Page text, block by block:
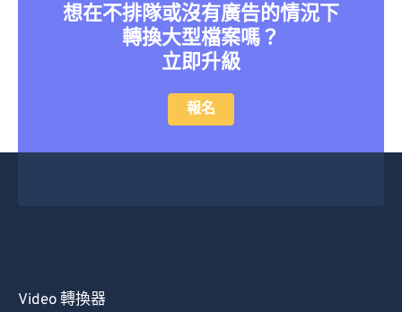
想在不排隊或沒有廣告的情況下
轉換大型檔案嗎？
立即升級
報名
Video 轉換器